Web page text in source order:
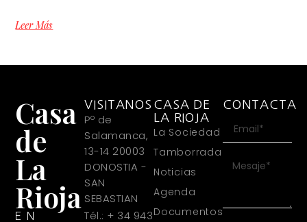
Leer Más
Casa
de
La
Rioja
EN
VISITANOS
Pº de
Salamanca,
13-14 20003
DONOSTIA -
SAN
SEBASTIAN
Tél.: + 34 943
CASA DE
LA RIOJA
La Sociedad
Tamborrada
Noticias
Agenda
Documentos
CONTACTA